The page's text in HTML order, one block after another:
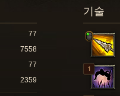
기술
77
7558
77
2359